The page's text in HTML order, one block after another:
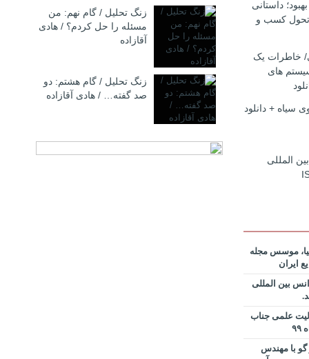
فایل
نظریه
خدمات،
پیمان
خدمات،
نظریه
خدمات،
در
کارخانه
در خصوص
از کجا
فایل
و دکتر
داستانی
تحول کسب و
خاطرات یک
های
سیاه + دانلود
المللی
موسس مجله
ایران
بین المللی
علمی جناب
با مهندس
زنگ تحلیل / گام نهم: من
مسئله را حل کردم؟ / هادی
آقازاده
زنگ تحلیل / گام هشتم: دو
صد گفته… / هادی آقازاده